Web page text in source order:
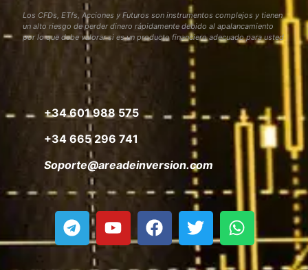
Los CFDs, ETfs, Acciones y Futuros son instrumentos complejos y tienen
un alto riesgo de perder dinero rápidamente debido al apalancamiento
por lo que debe valorar si es un producto financiero adecuado para usted
+34 601 988 575
+34 665 296 741
Soporte@areadeinversion.com